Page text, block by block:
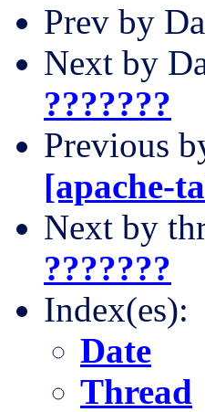
Prev by
Next by
???????
Previous
[apache-
Next by
???????
Index(es):
Date
Thread